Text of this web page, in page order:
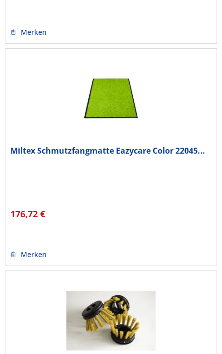
Merken
Miltex Schmutzfangmatte Eazycare Color 22045...
176,72 €
Merken